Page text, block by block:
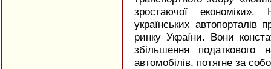
зростаючої економіки».
українських автопорталів
ринку України. Вони
збільшення податкового
автомобілів, потягне за